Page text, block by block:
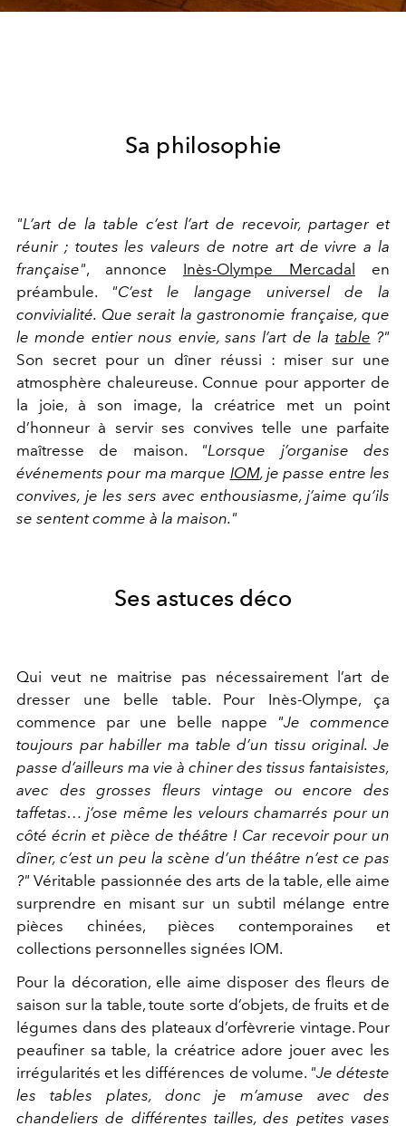
Sa philosophie
"L’art de la table c’est l’art de recevoir, partager et
réunir ; toutes les valeurs de notre art de vivre a la
française", annonce Inès-Olympe Mercadal en
préambule. "C’est le langage universel de la
convivialité. Que serait la gastronomie française, que
le monde entier nous envie, sans l’art de la table ?"
Son secret pour un dîner réussi : miser sur une
atmosphère chaleureuse. Connue pour apporter de
la joie, à son image, la créatrice met un point
d’honneur à servir ses convives telle une parfaite
maîtresse de maison. "Lorsque j’organise des
événements pour ma marque IOM, je passe entre les
convives, je les sers avec enthousiasme, j’aime qu’ils
se sentent comme à la maison."
Ses astuces déco
Qui veut ne maitrise pas nécessairement l’art de
dresser une belle table. Pour Inès-Olympe, ça
commence par une belle nappe "Je commence
toujours par habiller ma table d’un tissu original. Je
passe d’ailleurs ma vie à chiner des tissus fantaisistes,
avec des grosses fleurs vintage ou encore des
taffetas… j’ose même les velours chamarrés pour un
côté écrin et pièce de théâtre ! Car recevoir pour un
dîner, c’est un peu la scène d’un théâtre n’est ce pas
?" Véritable passionnée des arts de la table, elle aime
surprendre en misant sur un subtil mélange entre
pièces chinées, pièces contemporaines et
collections personnelles signées IOM.
Pour la décoration, elle aime disposer des fleurs de
saison sur la table, toute sorte d’objets, de fruits et de
légumes dans des plateaux d’orfèvrerie vintage. Pour
peaufiner sa table, la créatrice adore jouer avec les
irrégularités et les différences de volume. "Je déteste
les tables plates, donc je m’amuse avec des
chandeliers de différentes tailles, des petites vases